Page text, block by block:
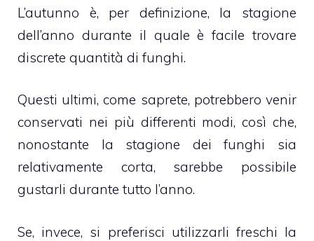
L’autunno è, per definizione, la stagione
dell’anno durante il quale è facile trovare
discrete quantità di funghi.
Questi ultimi, come saprete, potrebbero venir
conservati nei più differenti modi, così che,
nonostante la stagione dei funghi sia
relativamente corta, sarebbe possibile
gustarli durante tutto l’anno.
Se, invece, si preferisci utilizzarli freschi la